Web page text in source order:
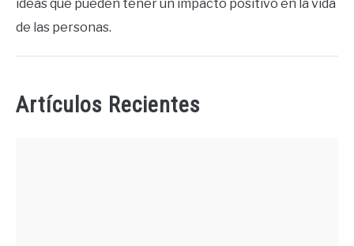
ideas que pueden tener un impacto positivo en la vida
de las personas.
Artículos Recientes